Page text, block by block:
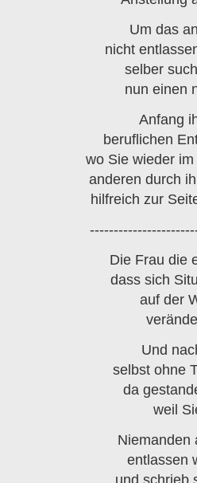
Um das
nicht
selber
nun einen
Anfang
beruflichen
wo Sie wieder
anderen durch
hilfreich zur
Die Frau die
dass sich
auf der
Und
selbst ohne
da
weil
Niemanden
entlassen